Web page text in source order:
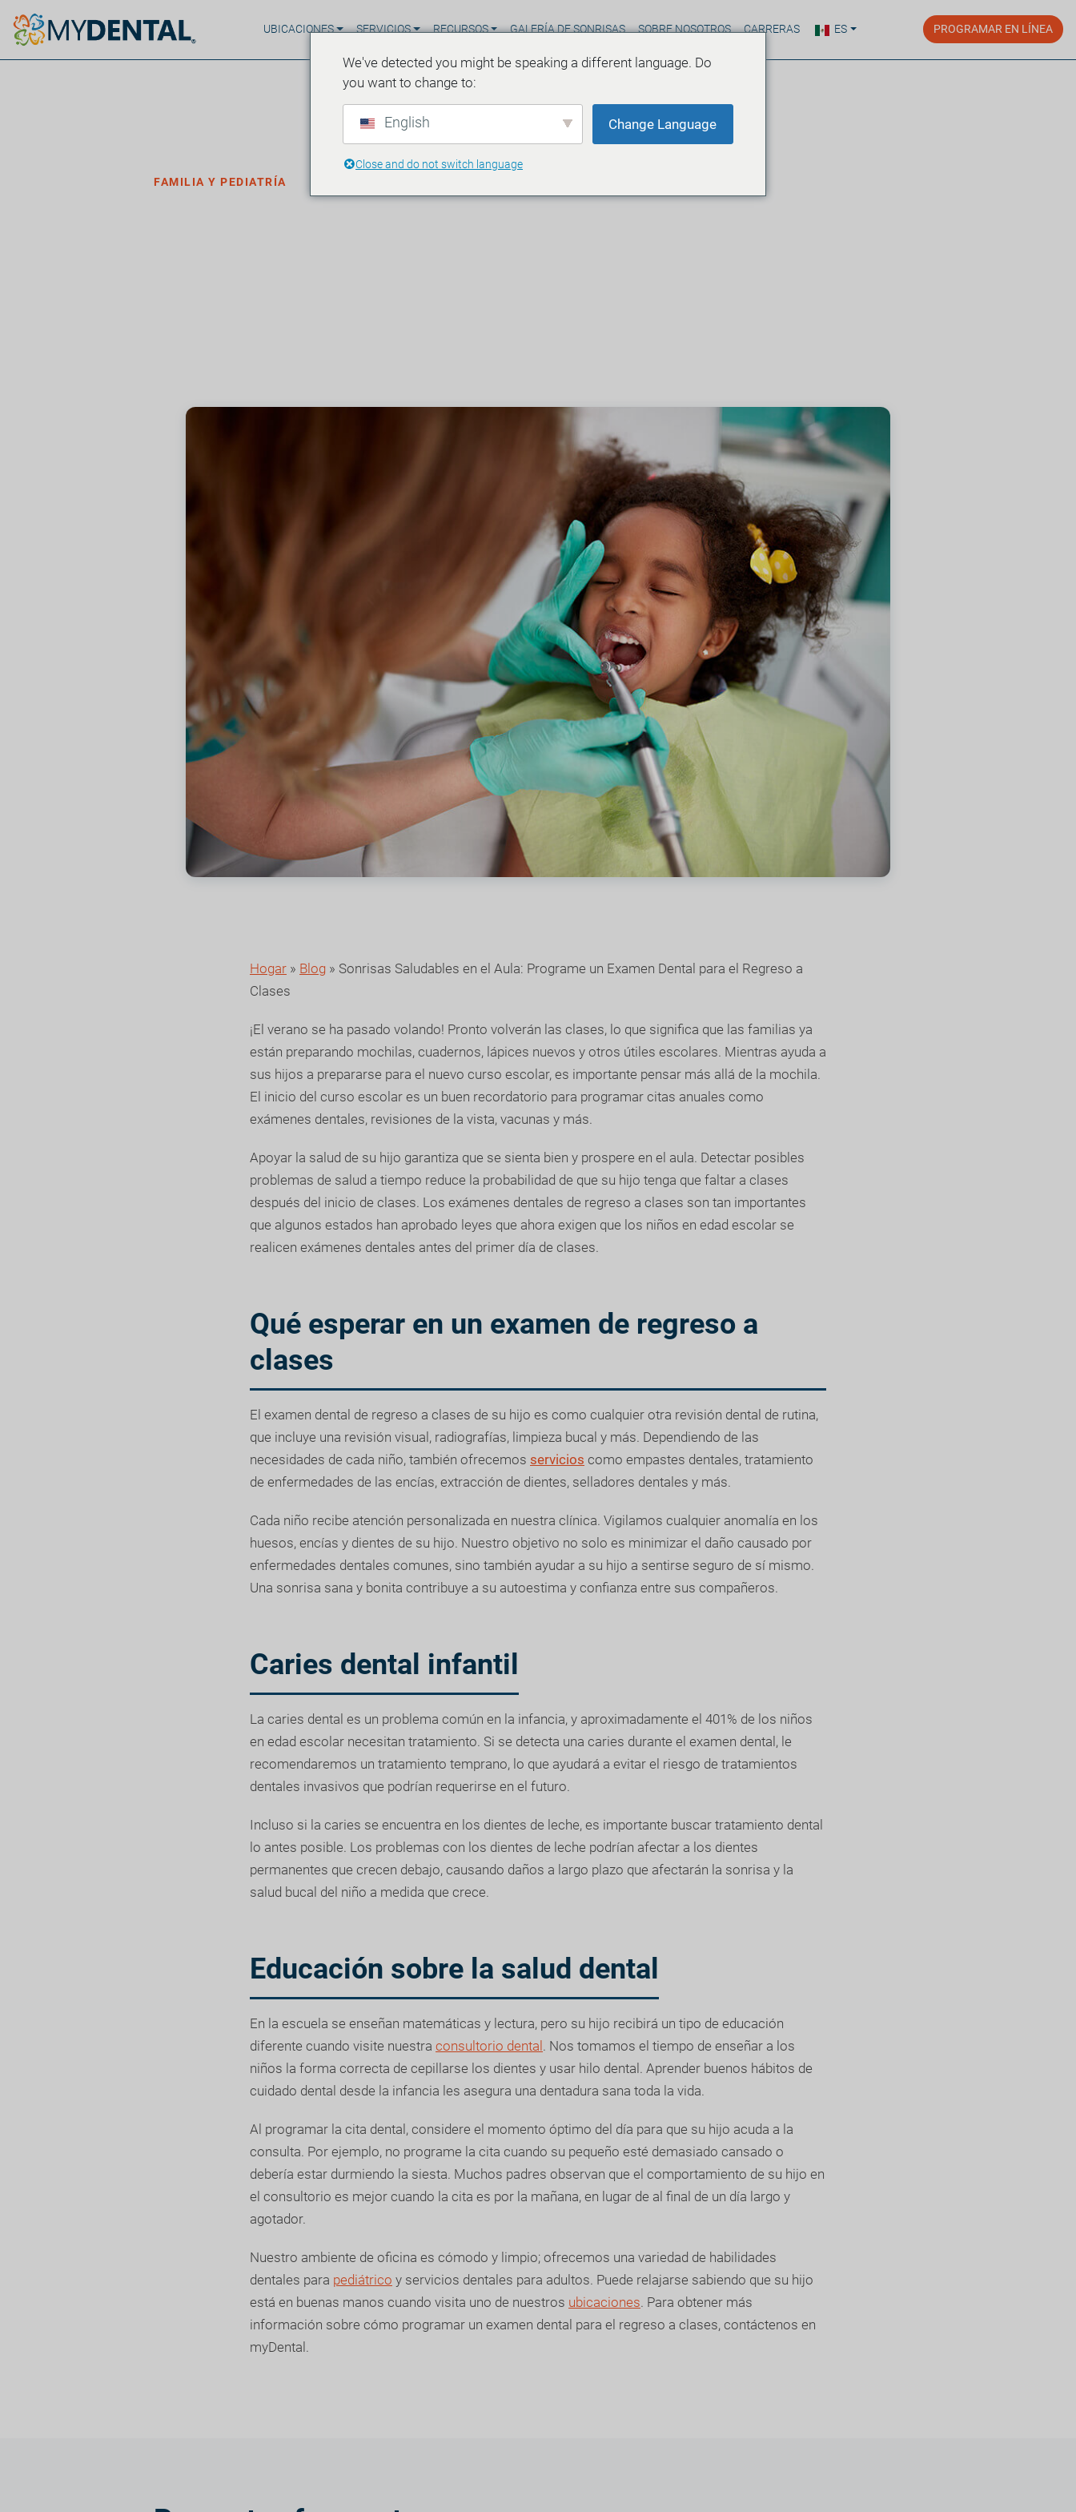
UBICACIONES SERVICIOS RECURSOS GALERÍA DE SONRISAS SOBRE NOSOTROS CARRERAS ES PROGRAMAR EN LÍNEA
FAMILIA Y PEDIATRÍA
Hogar » Blog » Sonrisas Saludables en el Aula: Programe un Examen Dental para el Regreso a
Clases
¡El verano se ha pasado volando! Pronto volverán las clases, lo que significa que las familias ya
están preparando mochilas, cuadernos, lápices nuevos y otros útiles escolares. Mientras ayuda a
sus hijos a prepararse para el nuevo curso escolar, es importante pensar más allá de la mochila.
El inicio del curso escolar es un buen recordatorio para programar citas anuales como
exámenes dentales, revisiones de la vista, vacunas y más.
Apoyar la salud de su hijo garantiza que se sienta bien y prospere en el aula. Detectar posibles
problemas de salud a tiempo reduce la probabilidad de que su hijo tenga que faltar a clases
después del inicio de clases. Los exámenes dentales de regreso a clases son tan importantes
que algunos estados han aprobado leyes que ahora exigen que los niños en edad escolar se
realicen exámenes dentales antes del primer día de clases.
Qué esperar en un examen de regreso a
clases
El examen dental de regreso a clases de su hijo es como cualquier otra revisión dental de rutina,
que incluye una revisión visual, radiografías, limpieza bucal y más. Dependiendo de las
necesidades de cada niño, también ofrecemos servicios como empastes dentales, tratamiento
de enfermedades de las encías, extracción de dientes, selladores dentales y más.
Cada niño recibe atención personalizada en nuestra clínica. Vigilamos cualquier anomalía en los
huesos, encías y dientes de su hijo. Nuestro objetivo no solo es minimizar el daño causado por
enfermedades dentales comunes, sino también ayudar a su hijo a sentirse seguro de sí mismo.
Una sonrisa sana y bonita contribuye a su autoestima y confianza entre sus compañeros.
Caries dental infantil
La caries dental es un problema común en la infancia, y aproximadamente el 401% de los niños
en edad escolar necesitan tratamiento. Si se detecta una caries durante el examen dental, le
recomendaremos un tratamiento temprano, lo que ayudará a evitar el riesgo de tratamientos
dentales invasivos que podrían requerirse en el futuro.
Incluso si la caries se encuentra en los dientes de leche, es importante buscar tratamiento dental
lo antes posible. Los problemas con los dientes de leche podrían afectar a los dientes
permanentes que crecen debajo, causando daños a largo plazo que afectarán la sonrisa y la
salud bucal del niño a medida que crece.
Educación sobre la salud dental
En la escuela se enseñan matemáticas y lectura, pero su hijo recibirá un tipo de educación
diferente cuando visite nuestra consultorio dental. Nos tomamos el tiempo de enseñar a los
niños la forma correcta de cepillarse los dientes y usar hilo dental. Aprender buenos hábitos de
cuidado dental desde la infancia les asegura una dentadura sana toda la vida.
Al programar la cita dental, considere el momento óptimo del día para que su hijo acuda a la
consulta. Por ejemplo, no programe la cita cuando su pequeño esté demasiado cansado o
debería estar durmiendo la siesta. Muchos padres observan que el comportamiento de su hijo en
el consultorio es mejor cuando la cita es por la mañana, en lugar de al final de un día largo y
agotador.
Nuestro ambiente de oficina es cómodo y limpio; ofrecemos una variedad de habilidades
dentales para pediátrico y servicios dentales para adultos. Puede relajarse sabiendo que su hijo
está en buenas manos cuando visita uno de nuestros ubicaciones. Para obtener más
información sobre cómo programar un examen dental para el regreso a clases, contáctenos en
myDental.
We've detected you might be speaking a different language. Do
you want to change to:
English Change Language
Close and do not switch language